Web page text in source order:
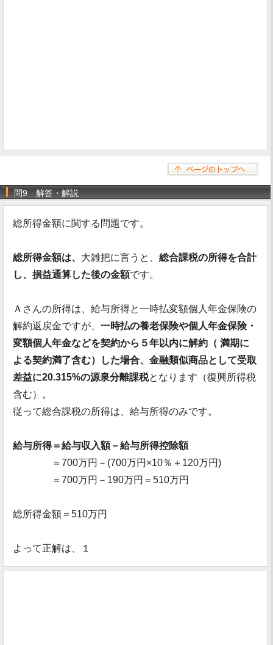
問9 解答・解説
総所得金額に関する問題です。
総所得金額は、 大雑把に言うと、 総合課税の所得を合計
し、損益通算した後の金額です。
Ａさんの所得は、給与所得と一時払変額個人年金保険の
解約返戻金ですが、 一時払の養老保険や個人年金保険・
変額個人年金などを契約から５年以内に解約（ 満期に
よる契約満了含む）した場合、金融類似商品として受取
差益に20.315%の源泉分離課税となります（復興所得税
含む）。
従って総合課税の所得は、給与所得のみです。
給与所得＝給与収入額－給与所得控除額
＝700万円－(700万円×10％＋120万円)
＝700万円－190万円＝510万円
総所得金額＝510万円
よって正解は、１